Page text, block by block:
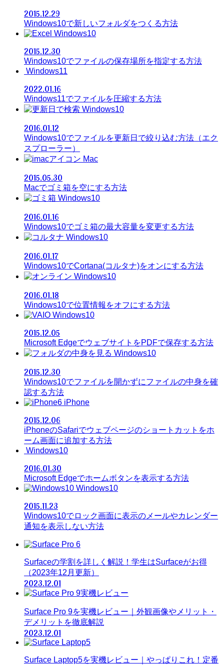
2015.12.29
Windows10で新しいフォルダをつくる方法
Windows10
2015.12.30
Windows10でファイルの保存場所を指定する方法
Windows11
2022.01.16
Windows11でファイルを圧縮する方法
Windows10
2016.01.12
Windows10でファイルを更新日で絞り込む方法（エク
スプローラー）
Mac
2015.05.30
Macでゴミ箱を空にする方法
Windows10
2016.01.16
Windows10でゴミ箱の最大容量を変更する方法
Windows10
2016.01.17
Windows10でCortana(コルタナ)をオンにする方法
Windows10
2016.01.18
Windows10で位置情報をオフにする方法
Windows10
2015.12.05
Microsoft EdgeでウェブサイトをPDFで保存する方法
Windows10
2015.12.30
Windows10でファイルを開かずにファイルの中身を確
認する方法
iPhone
2015.12.06
iPhoneのSafariでウェブページのショートカットをホ
ーム画面に追加する方法
Windows10
2016.01.30
Microsoft Edgeでホームボタンを表示する方法
Windows10
2015.11.23
Windows10でロック画面に表示のメールやカレンダー
通知を表示しない方法
Surfaceの学割を詳しく解説！学生はSurfaceがお得
（2023年12月更新）
2023.12.01
Surface Pro 9を実機レビュー｜外観画像やメリット・
デメリットを徹底解説
2023.12.01
Surface Laptop5を実機レビュー｜やっぱりこれ！定番